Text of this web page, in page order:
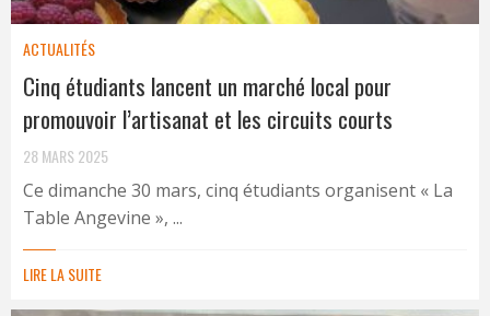
ACTUALITÉS
Cinq étudiants lancent un marché local pour
promouvoir l’artisanat et les circuits courts
28 MARS 2025
Ce dimanche 30 mars, cinq étudiants organisent « La
Table Angevine », ...
LIRE LA SUITE